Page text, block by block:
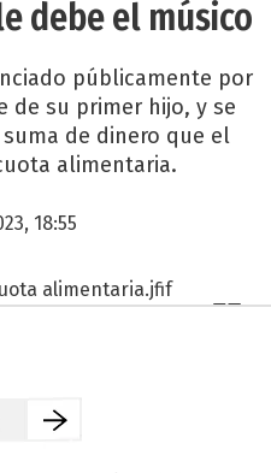
debe el músico
públicamente por
de su primer hijo, y se
de dinero que el
alimentaria.
18:55